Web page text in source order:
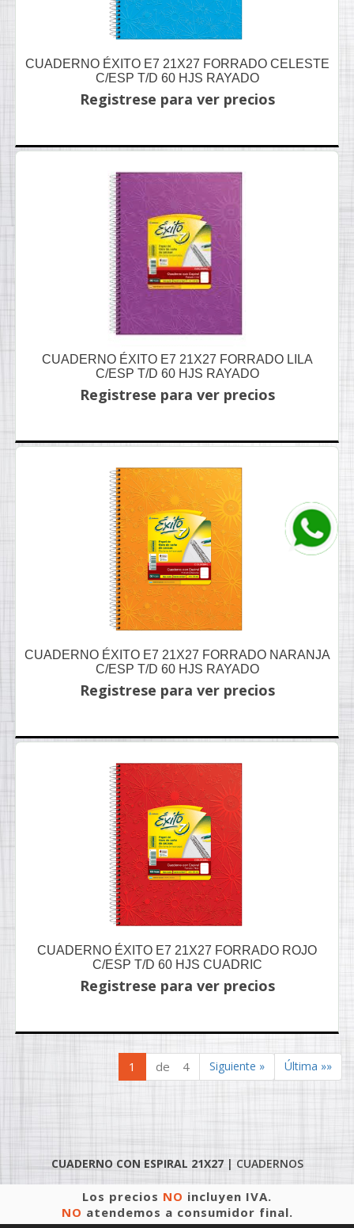
CUADERNO ÉXITO E7 21X27 FORRADO CELESTE
C/ESP T/D 60 HJS RAYADO
Registrese para ver precios
CUADERNO ÉXITO E7 21X27 FORRADO LILA
C/ESP T/D 60 HJS RAYADO
Registrese para ver precios
CUADERNO ÉXITO E7 21X27 FORRADO NARANJA
C/ESP T/D 60 HJS RAYADO
Registrese para ver precios
CUADERNO ÉXITO E7 21X27 FORRADO ROJO
C/ESP T/D 60 HJS CUADRIC
Registrese para ver precios
1 de 4 Siguiente » Última »»
CUADERNO CON ESPIRAL 21X27| CUADERNOS
Los precios NO incluyen IVA.
NO atendemos a consumidor final.